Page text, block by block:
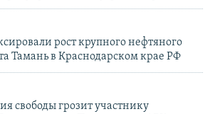
рост крупного нефтяного
Тамань в Краснодарском крае РФ
свободы грозит участнику